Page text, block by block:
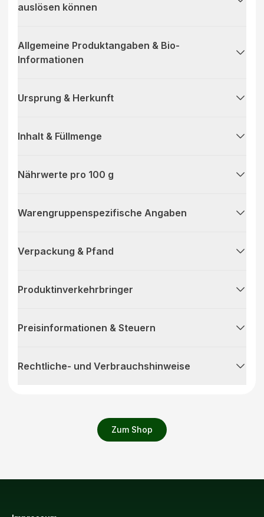
Zum Shop
auslösen können
Allgemeine Produktangaben & Bio-
Informationen
Ursprung & Herkunft
Inhalt & Füllmenge
Nährwerte pro 100 g
Warengruppenspezifische Angaben
Verpackung & Pfand
Produktinverkehrbringer
Preisinformationen & Steuern
Rechtliche- und Verbrauchshinweise